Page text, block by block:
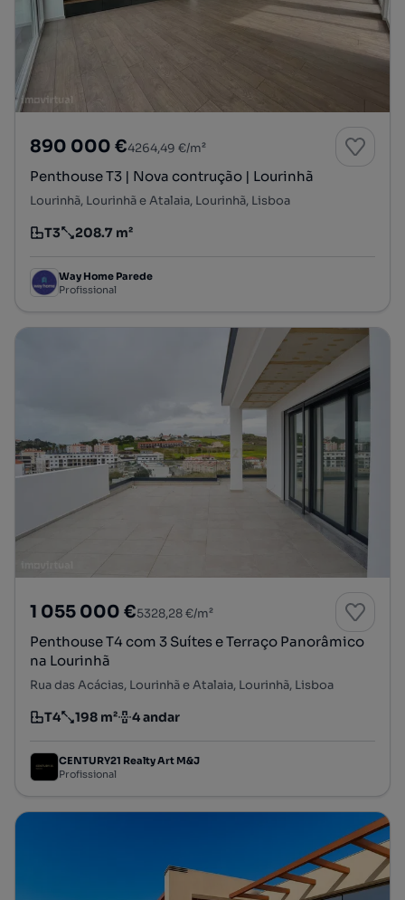
890 000 €4264,49 €/m²
Penthouse T3 | Nova contrução | Lourinhã
Lourinhã, Lourinhã e Atalaia, Lourinhã, Lisboa
Tipologia
T3
Preço por metro quadrado
208.7 m²
Way Home Parede
Profissional
1 055 000 €5328,28 €/m²
Penthouse T4 com 3 Suítes e Terraço Panorâmico
na Lourinhã
Rua das Acácias, Lourinhã e Atalaia, Lourinhã, Lisboa
Tipologia
T4
Preço por metro quadrado
198 m²
Andar 4 andar
CENTURY21 Realty Art M&J
Profissional